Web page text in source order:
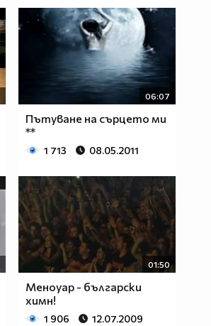
06:07
Пътуване на сърцето ми
**
1 713 08.05.2011
01:50
Меноуар - български
химн!
1 906 12.07.2009